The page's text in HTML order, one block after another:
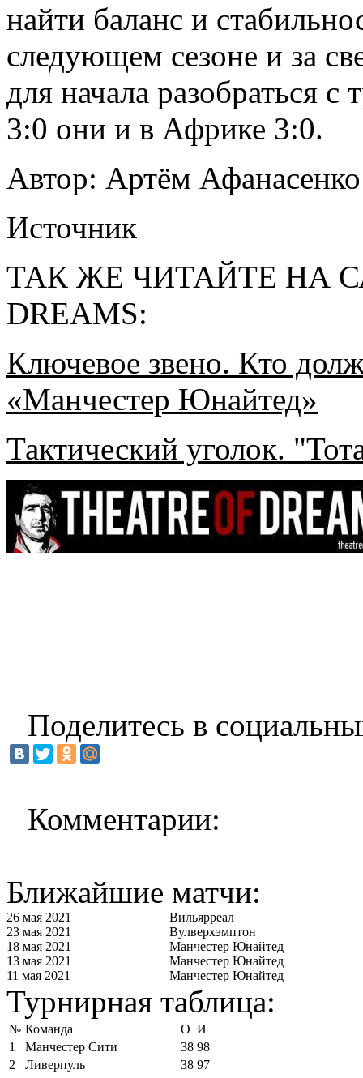
найти баланс и
следующем сезоне и за
для начала разобраться
3:0 они и в Африке 3:0.
Автор: Артём Афанасенко
Источник
ТАК ЖЕ ЧИТАЙТЕ НА
DREAMS:
Ключевое звено. Кто
«Манчестер Юнайтед»
Тактический уголок.
Поделитесь в
Комментарии:
Ближайшие матчи:
26 мая 2021
Вильярреал
23 мая 2021
Вулверхэмптон
18 мая 2021
Манчестер Юнайтед
13 мая 2021
Манчестер Юнайтед
11 мая 2021
Манчестер Юнайтед
Турнирная таблица:
№ Команда О И
1
Манчестер Сити 38 98
2
Ливерпуль 38 97